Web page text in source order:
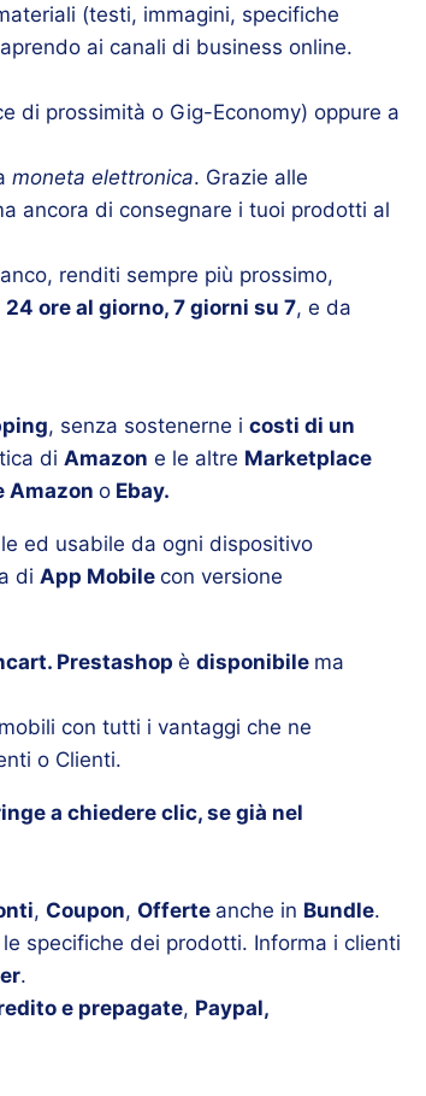
(testi, immagini, specifiche
ai canali di business online.
di prossimità o Gig-Economy) oppure a
moneta elettronica. Grazie alle
ancora di consegnare i tuoi prodotti al
renditi sempre più prossimo,
24 ore al giorno, 7 giorni su 7, e da
, senza sostenerne i costi di un
di Amazon e le altre Marketplace
Amazon o Ebay.
ed usabile da ogni dispositivo
di App Mobile con versione
Prestashop è disponibile ma
con tutti i vantaggi che ne
o Clienti.
a chiedere clic, se già nel
, Coupon, Offerte anche in Bundle.
specifiche dei prodotti. Informa i clienti
.
e prepagate, Paypal,